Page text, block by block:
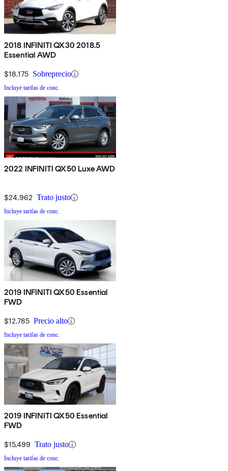
2018 INFINITI QX30 2018.5
Essential AWD
$18,175 Sobreprecio
Incluye tarifas de conc.
2022 INFINITI QX50 Luxe AWD
$24,962 Trato justo
Incluye tarifas de conc.
2019 INFINITI QX50 Essential
FWD
$12,785 Precio alto
Incluye tarifas de conc.
2019 INFINITI QX50 Essential
FWD
$15,499 Trato justo
Incluye tarifas de conc.